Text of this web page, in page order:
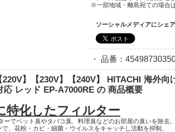
※一部地域・離島宛ての場合
ソーシャルメディアにシェア
・ 品番：
220V】【230V】【240V】 HITACHI 海外
応 レッド EP-A7000RE の 商品概要
特化したフィルター
ーでペット臭やタバコ臭、料理臭などのお部屋の臭いを除去
、花粉・カビ・細菌・ウイルスをキャッチし活動を抑制。